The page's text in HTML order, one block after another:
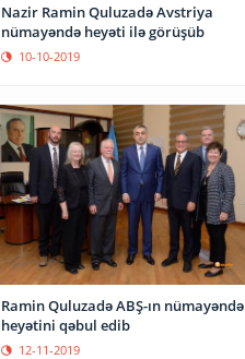
Nazir Ramin Quluzadə Avstriya
nümayəndə heyəti ilə görüşüb
10-10-2019
Ramin Quluzadə ABŞ-ın nümayəndə
heyətini qəbul edib
12-11-2019